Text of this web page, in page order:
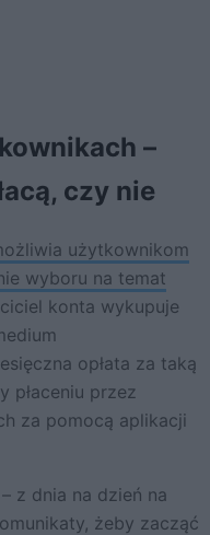
–
czy nie
użytkownikom
wyboru na temat
konta wykupuje
opłata za taką
płaceniu przez
za pomocą aplikacji
z dnia na dzień na
żeby zacząć